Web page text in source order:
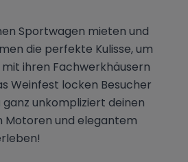
Sportwagen mieten und
die perfekte Kulisse, um
ihren Fachwerkhäusern
Weinfest locken Besucher
unkompliziert deinen
Motoren und elegantem